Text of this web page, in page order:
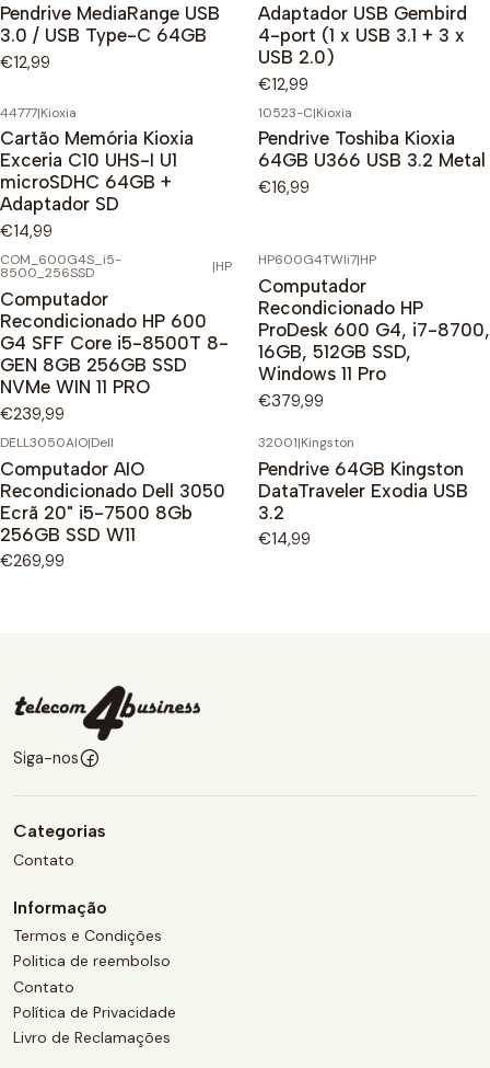
Pendrive MediaRange USB
3.0 / USB Type-C 64GB
€12,99
Adaptador USB Gembird
4-port (1 x USB 3.1 + 3 x
USB 2.0)
€12,99
44777|Kioxia
Cartão Memória Kioxia
Exceria C10 UHS-I U1
microSDHC 64GB +
Adaptador SD
€14,99
10523-C|Kioxia
Pendrive Toshiba Kioxia
64GB U366 USB 3.2 Metal
€16,99
COM_600G4S_i5-
8500_256SSD |HP
Computador
Recondicionado HP 600
G4 SFF Core i5-8500T 8-
GEN 8GB 256GB SSD
NVMe WIN 11 PRO
€239,99
HP600G4TWIi7|HP
Computador
Recondicionado HP
ProDesk 600 G4, i7-8700,
16GB, 512GB SSD,
Windows 11 Pro
€379,99
DELL3050AIO|Dell
Computador AIO
Recondicionado Dell 3050
Ecrã 20" i5-7500 8Gb
256GB SSD W11
€269,99
32001|Kingston
Pendrive 64GB Kingston
DataTraveler Exodia USB
3.2
€14,99
Siga-nos
Categorias
Contato
Informação
Termos e Condições
Politica de reembolso
Contato
Política de Privacidade
Livro de Reclamações